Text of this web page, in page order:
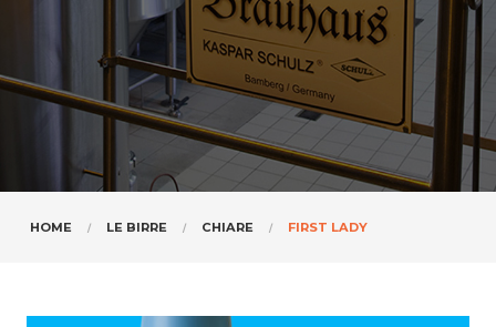
HOME LE BIRRE CHIARE FIRST LADY